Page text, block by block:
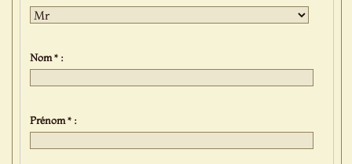
Nom * :
Prénom * :